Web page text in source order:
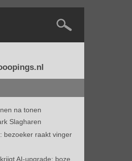
na tonen
Slagharen
bezoeker raakt vinger
AI-upgrade: boze